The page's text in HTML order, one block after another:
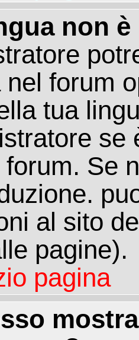
non
forum
tua
se
Se
al sito
pagine).
pagina